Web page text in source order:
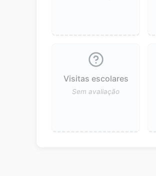
Visitas escolares
Sem avaliação